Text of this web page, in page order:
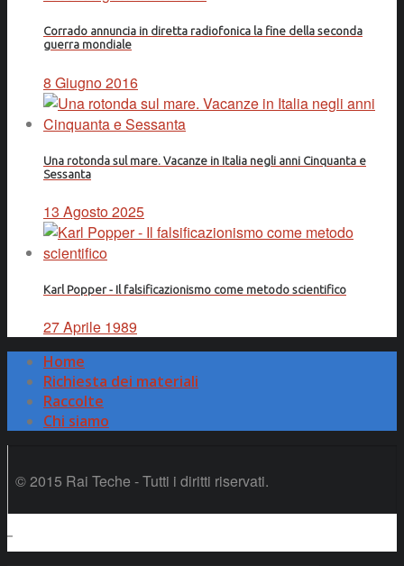
Corrado annuncia in diretta radiofonica la fine della seconda
guerra mondiale
8 Giugno 2016
Una rotonda sul mare. Vacanze in Italia negli anni Cinquanta e
Sessanta
13 Agosto 2025
Karl Popper - Il falsificazionismo come metodo scientifico
27 Aprile 1989
Home
Richiesta dei materiali
Raccolte
Chi siamo
© 2015 Rai Teche - Tutti i diritti riservati.